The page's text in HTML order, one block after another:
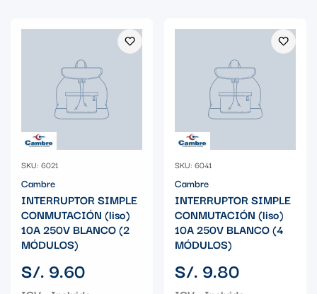
SKU: 6021
Cambre
INTERRUPTOR SIMPLE
CONMUTACIÓN (liso)
10A 250V BLANCO (2
MÓDULOS)
Precio
regular
S/. 9.60
SKU: 6041
Cambre
INTERRUPTOR SIMPLE
CONMUTACIÓN (liso)
10A 250V BLANCO (4
MÓDULOS)
Precio
regular
S/. 9.80